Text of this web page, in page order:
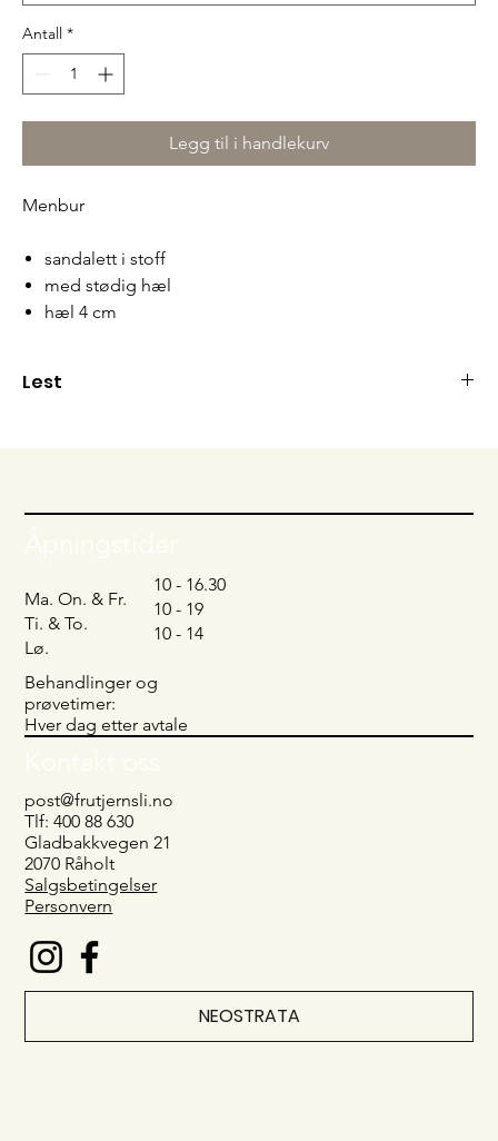
Antall *
Legg til i handlekurv
Menbur
sandalett i stoff
med stødig hæl
hæl 4 cm
Lest
post@frutjernsli.no
Tlf: 400 88 630
Gladbakkvegen 21
2070 Råholt
Salgsbetingelser
Personvern
NEOSTRATA
Ma. On. & Fr.
Ti. & To.
Lø.
10 - 16.30
10 - 19
10 - 14
Behandlinger og
prøvetimer:
Hver dag etter avtale